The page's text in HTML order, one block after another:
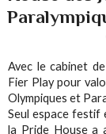
Avec le cabinet
Fier Play pour
Olympiques et
Seul espace festif
la Pride House a